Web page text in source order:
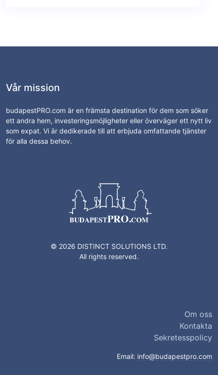
Vår mission
budapestPRO.com är en främsta destination för dem som söker
ett andra hem, investeringsmöjligheter eller överväger ett nytt liv
som expat. Vi är dedikerade till att erbjuda omfattande tjänster
för alla dessa behov.
© 2026 DISTINCT SOLUTIONS LTD.
All rights reserved.
Om oss
Kontakta
Sekretesspolicy
Email: info@budapestpro.com